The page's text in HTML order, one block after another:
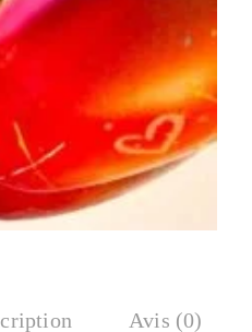
Avis (0)